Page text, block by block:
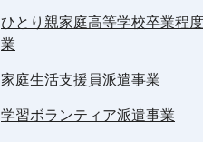
ひとり親家庭高等学校卒業程
業
家庭生活支援員派遣事業
学習ボランティア派遣事業